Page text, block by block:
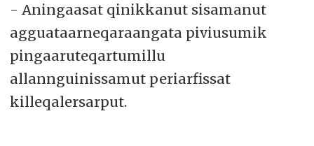
- Aningaasat qinikkanut sisamanut
agguataarneqaraangata piviusumik
pingaaruteqartumillu
allannguinissamut periarfissat
killeqalersarput.